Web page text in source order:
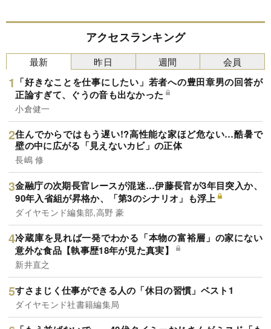
アクセスランキング
最新
「好きなことを仕事にしたい」若者への豊田章男の回答が
正論すぎて、ぐうの音も出なかった
小倉健一
住んでからではもう遅い!?高性能な家ほど危ない…酷暑で
壁の中に広がる「見えないカビ」の正体
長嶋 修
金融庁の次期長官レースが混迷…伊藤長官が3年目突入か、
90年入省組が昇格か、「第3のシナリオ」も浮上
ダイヤモンド編集部,高野 豪
冷蔵庫を見れば一発でわかる「本物の富裕層」の家にない
意外な食品【執事歴18年が見た真実】
新井直之
すさまじく仕事ができる人の「休日の習慣」ベスト1
ダイヤモンド社書籍編集局
昨日 週間 会員